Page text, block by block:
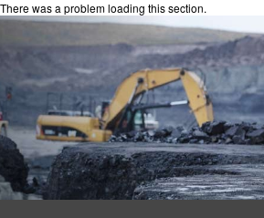
There was a problem loading this section.